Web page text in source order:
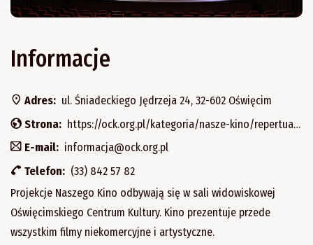
Informacje
Adres: ul. Śniadeckiego Jędrzeja 24, 32-602 Oświęcim
Strona:
https://ock.org.pl/kategoria/nasze-kino/repertuar-naszego-kina/
E-mail: informacja@ock.org.pl
Telefon: (33) 842 57 82
Projekcje Naszego Kino odbywają się w sali widowiskowej
Oświęcimskiego Centrum Kultury. Kino prezentuje przede
wszystkim filmy niekomercyjne i artystyczne.